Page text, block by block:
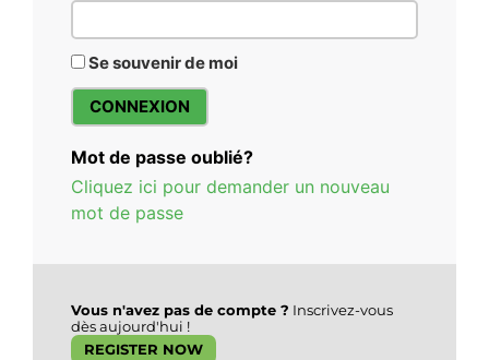
Se souvenir de moi
Mot de passe oublié?
Cliquez ici pour demander un nouveau
mot de passe
Vous n'avez pas de compte ? Inscrivez-vous
dès aujourd'hui !
REGISTER NOW